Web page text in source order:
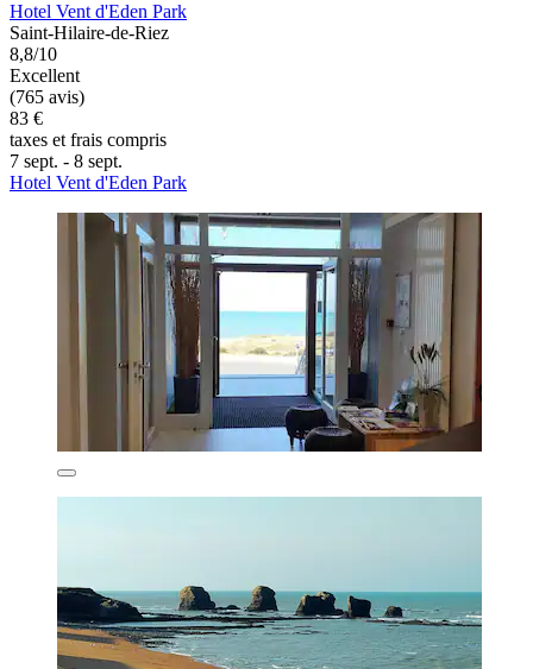
Hotel Vent d'Eden Park
Saint-Hilaire-de-Riez
8,8/10
Excellent
(765 avis)
83 €
taxes et frais compris
7 sept. - 8 sept.
Hotel Vent d'Eden Park